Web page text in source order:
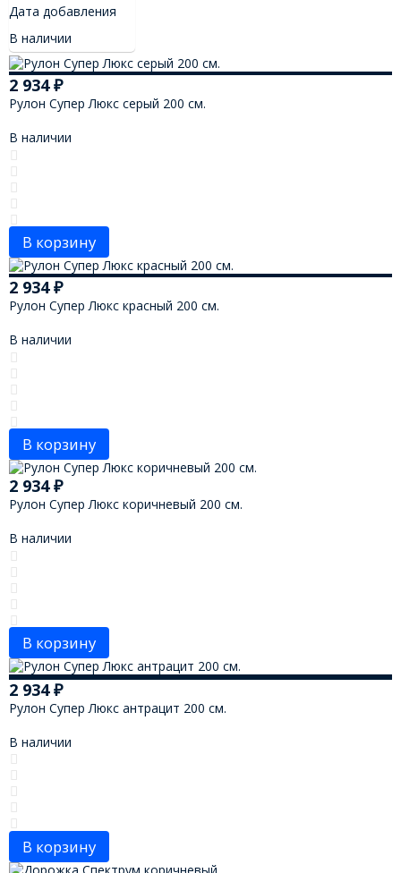
Дата добавления
В наличии
2 934₽
Рулон Супер Люкс серый 200 см.
В наличии
В корзину
2 934₽
Рулон Супер Люкс красный 200 см.
В наличии
В корзину
2 934₽
Рулон Супер Люкс коричневый 200 см.
В наличии
В корзину
2 934₽
Рулон Супер Люкс антрацит 200 см.
В наличии
В корзину